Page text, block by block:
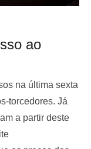
ao
na última sexta
torcedores. Já
a partir deste